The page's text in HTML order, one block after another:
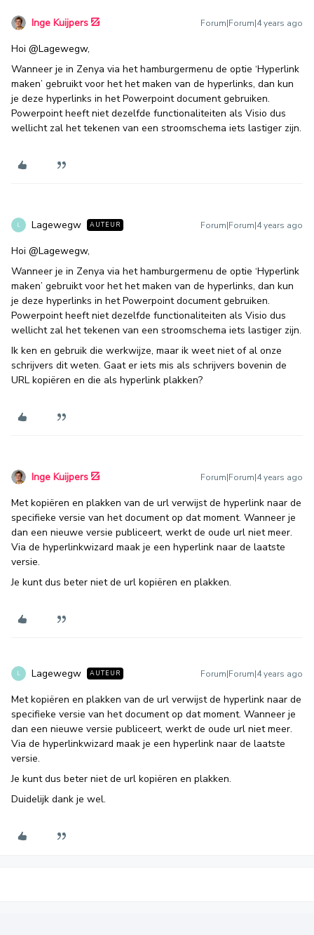
Inge Kuijpers Forum|Forum|4 years ago
Hoi @Lagewegw,
Wanneer je in Zenya via het hamburgermenu de optie ‘Hyperlink
maken’ gebruikt voor het het maken van de hyperlinks, dan kun
je deze hyperlinks in het Powerpoint document gebruiken.
Powerpoint heeft niet dezelfde functionaliteiten als Visio dus
wellicht zal het tekenen van een stroomschema iets lastiger zijn.
L Lagewegw AUTEUR Forum|Forum|4 years ago
Hoi @Lagewegw,
Wanneer je in Zenya via het hamburgermenu de optie ‘Hyperlink
maken’ gebruikt voor het het maken van de hyperlinks, dan kun
je deze hyperlinks in het Powerpoint document gebruiken.
Powerpoint heeft niet dezelfde functionaliteiten als Visio dus
wellicht zal het tekenen van een stroomschema iets lastiger zijn.
Ik ken en gebruik die werkwijze, maar ik weet niet of al onze
schrijvers dit weten. Gaat er iets mis als schrijvers bovenin de
URL kopiëren en die als hyperlink plakken?
Inge Kuijpers Forum|Forum|4 years ago
Met kopiëren en plakken van de url verwijst de hyperlink naar de
specifieke versie van het document op dat moment. Wanneer je
dan een nieuwe versie publiceert, werkt de oude url niet meer.
Via de hyperlinkwizard maak je een hyperlink naar de laatste
versie.
Je kunt dus beter niet de url kopiëren en plakken.
L Lagewegw AUTEUR Forum|Forum|4 years ago
Met kopiëren en plakken van de url verwijst de hyperlink naar de
specifieke versie van het document op dat moment. Wanneer je
dan een nieuwe versie publiceert, werkt de oude url niet meer.
Via de hyperlinkwizard maak je een hyperlink naar de laatste
versie.
Je kunt dus beter niet de url kopiëren en plakken.
Duidelijk dank je wel.